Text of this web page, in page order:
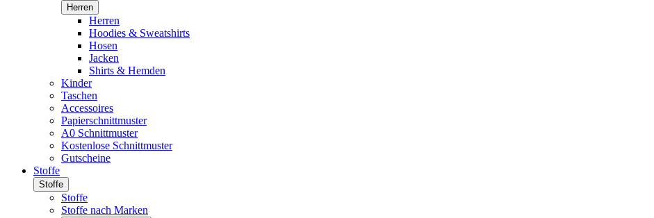
Herren
Herren
Hoodies & Sweatshirts
Hosen
Jacken
Shirts & Hemden
Kinder
Taschen
Accessoires
Papierschnittmuster
A0 Schnittmuster
Kostenlose Schnittmuster
Gutscheine
Stoffe
Stoffe
Stoffe
Stoffe nach Marken